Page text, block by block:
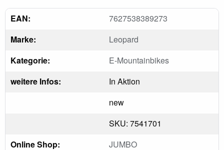
EAN:
7627538389273
Marke:
Leopard
Kategorie:
E-Mountainbikes
weitere Infos:
In Aktion
new
SKU: 7541701
Online Shop:
JUMBO